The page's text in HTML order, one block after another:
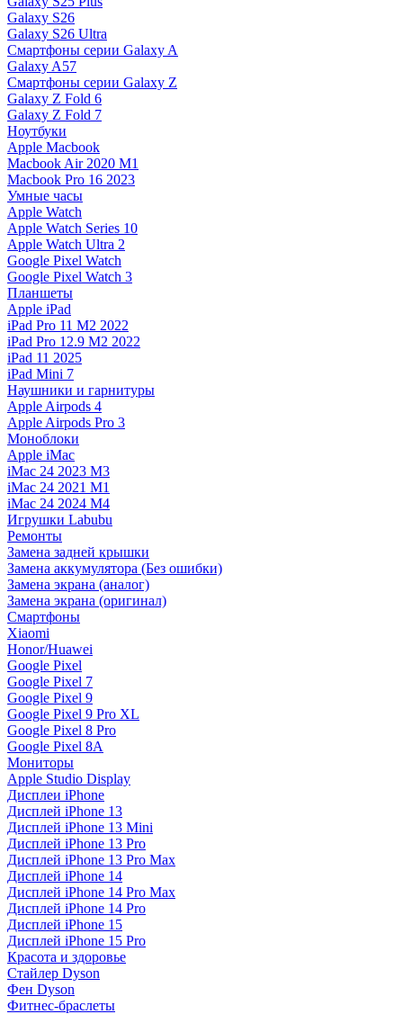
Galaxy S26
Galaxy S26 Ultra
Смартфоны серии Galaxy A
Galaxy A57
Смартфоны серии Galaxy Z
Galaxy Z Fold 6
Galaxy Z Fold 7
Ноутбуки
Apple Macbook
Macbook Air 2020 M1
Macbook Pro 16 2023
Умные часы
Apple Watch
Apple Watch Series 10
Apple Watch Ultra 2
Google Pixel Watch
Google Pixel Watch 3
Планшеты
Apple iPad
iPad Pro 11 M2 2022
iPad Pro 12.9 M2 2022
iPad 11 2025
iPad Mini 7
Наушники и гарнитуры
Apple Airpods 4
Apple Airpods Pro 3
Моноблоки
Apple iMac
iMac 24 2023 M3
iMac 24 2021 M1
iMac 24 2024 M4
Игрушки Labubu
Ремонты
Замена задней крышки
Замена аккумулятора (Без ошибки)
Замена экрана (аналог)
Замена экрана (оригинал)
Смартфоны
Xiaomi
Honor/Huawei
Google Pixel
Google Pixel 7
Google Pixel 9
Google Pixel 9 Pro XL
Google Pixel 8 Pro
Google Pixel 8A
Мониторы
Apple Studio Display
Дисплеи iPhone
Дисплей iPhone 13
Дисплей iPhone 13 Mini
Дисплей iPhone 13 Pro
Дисплей iPhone 13 Pro Max
Дисплей iPhone 14
Дисплей iPhone 14 Pro Max
Дисплей iPhone 14 Pro
Дисплей iPhone 15
Дисплей iPhone 15 Pro
Красота и здоровье
Стайлер Dyson
Фен Dyson
Фитнес-браслеты